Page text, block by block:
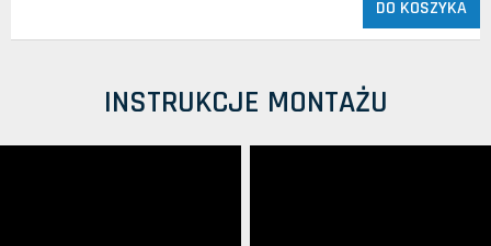
DO KOSZYKA
INSTRUKCJE MONTAŻU